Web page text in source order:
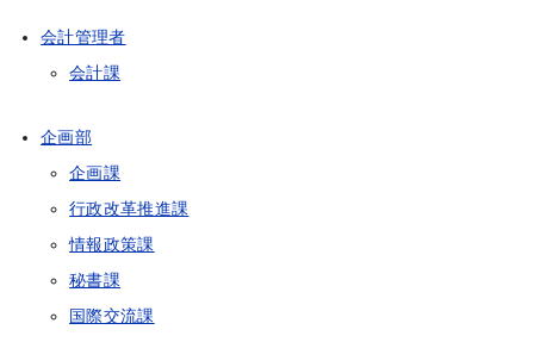
会計管理者
会計課
企画部
企画課
行政改革推進課
情報政策課
秘書課
国際交流課